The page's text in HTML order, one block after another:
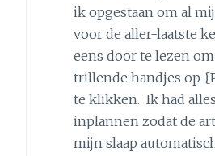
ik opgestaan om al
voor de aller-laatste
eens door te lezen
trillende handjes op
te klikken. Ik had
inplannen zodat de
mijn slaap